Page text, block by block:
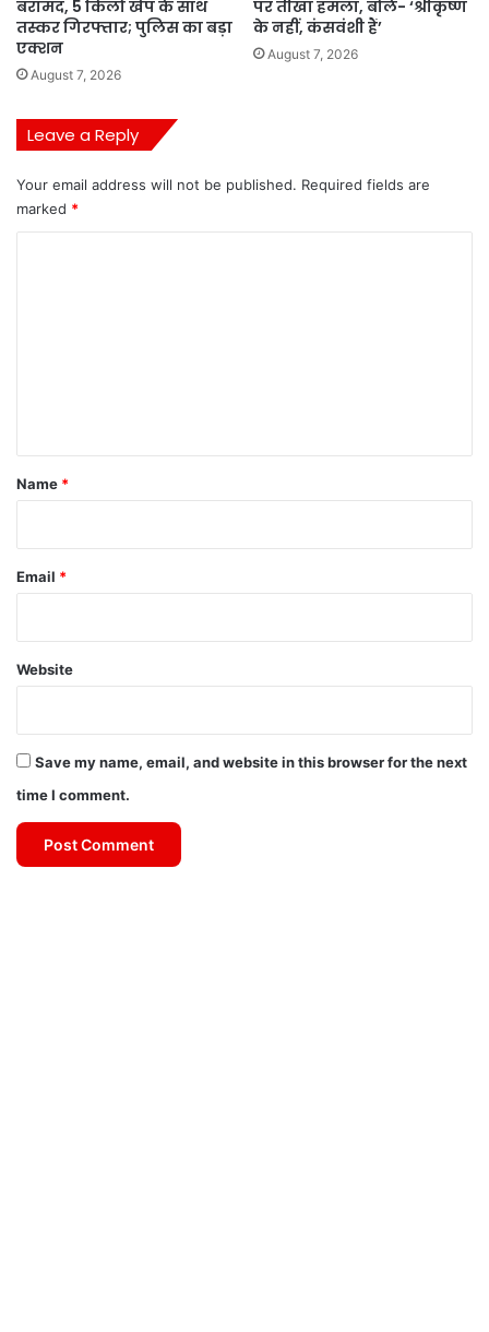
बरामद, 5 किलो खेप के साथ
तस्कर गिरफ्तार; पुलिस का बड़ा
एक्शन
August 7, 2026
पर तीखा हमला, बोले- ‘श्रीकृष्ण
के नहीं, कंसवंशी हैं’
August 7, 2026
Leave a Reply
Your email address will not be published. Required fields are
marked *
*
Name *
Email *
Website
Save my name, email, and website in this browser for the next
time I comment.